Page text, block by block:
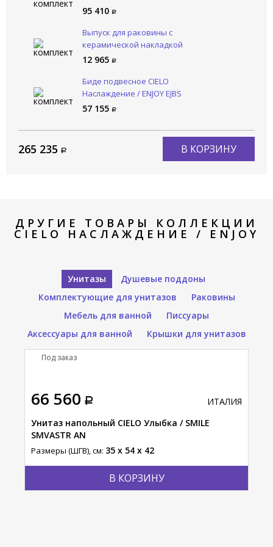
95 410
Выпуск для раковины с
керамической накладкой
CIELO Сива / SIWA PIL01 BA
12 965
Биде подвесное CIELO
Наслаждение / ENJOY EJBS
BA
57 155
265 235 В КОРЗИНУ
ДРУГИЕ ТОВАРЫ КОЛЛЕКЦИИ
CIELO НАСЛАЖДЕНИЕ / ENJOY
Унитазы
Душевые поддоны
Комплектующие для унитазов
Раковины
Мебель для ванной
Писсуары
Аксессуары для ванной
Крышки для унитазов
66 560
В КОРЗИНУ
ИТАЛИЯ
Унитаз напольный CIELO Улыбка / SMILE
SMVASTR AN
Размеры (ШГВ), см: 35 x 54 x 42
Под заказ